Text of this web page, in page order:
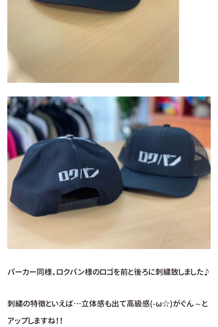
パーカー同様、ロクパン様のロゴを前と後ろに刺繍致しました♪
刺繍の特徴といえば…立体感も出て高級感(-ω☆)がぐん～と
アップしますね！！